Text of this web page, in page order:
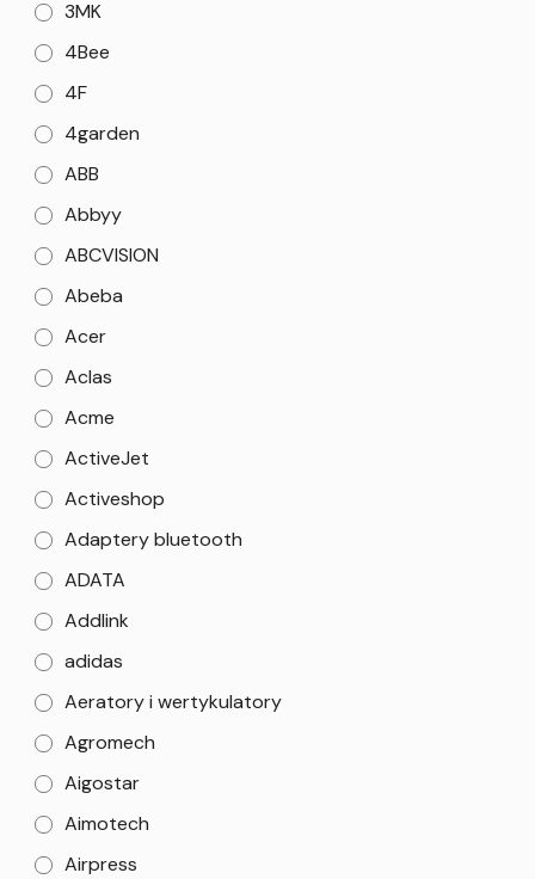
3MK
4Bee
4F
4garden
ABB
Abbyy
ABCVISION
Abeba
Acer
Aclas
Acme
ActiveJet
Activeshop
Adaptery bluetooth
ADATA
Addlink
adidas
Aeratory i wertykulatory
Agromech
Aigostar
Aimotech
Airpress